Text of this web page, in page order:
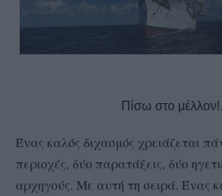
Πίσω στο
Ένας καλός διχασμός χρειάζεται
περιοχές, δύο παρατάξεις, δύο
αρχηγούς. Με αυτή τη σειρά. Ένας